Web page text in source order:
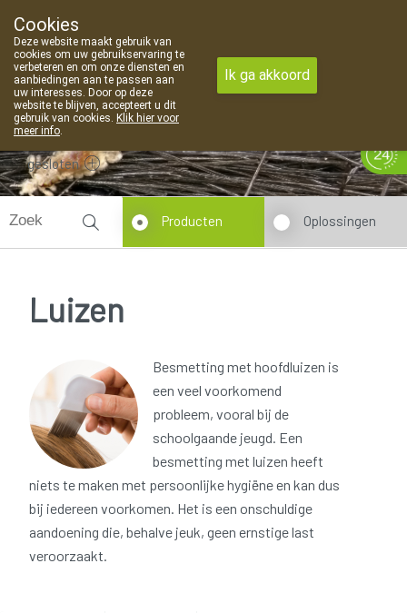
09 373 94 03
gesloten
Producten Oplossingen
Luizen
Besmetting met hoofdluizen is
een veel voorkomend
probleem, vooral bij de
schoolgaande jeugd. Een
besmetting met luizen heeft
niets te maken met persoonlijke hygiëne en kan dus
bij iedereen voorkomen. Het is een onschuldige
aandoening die, behalve jeuk, geen ernstige last
veroorzaakt.
Cookies
Deze website maakt gebruik van
cookies om uw gebruikservaring te
verbeteren en om onze diensten en
aanbiedingen aan te passen aan
uw interesses. Door op deze
website te blijven, accepteert u dit
gebruik van cookies. Klik hier voor
meer info.
Ik ga akkoord